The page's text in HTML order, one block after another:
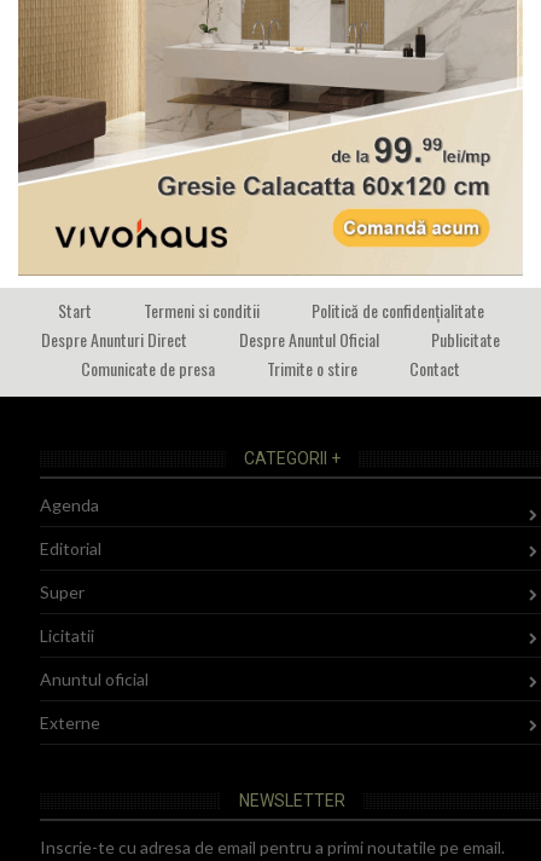
Start Termeni si conditii
Politică de confidențialitate
Despre Anunturi Direct
Despre Anuntul Oficial
Publicitate
Comunicate de presa
Trimite o stire Contact
CATEGORII +
Agenda
Editorial
Super
Licitatii
Anuntul oficial
Externe
NEWSLETTER
Inscrie-te cu adresa de email pentru a primi noutatile pe email.